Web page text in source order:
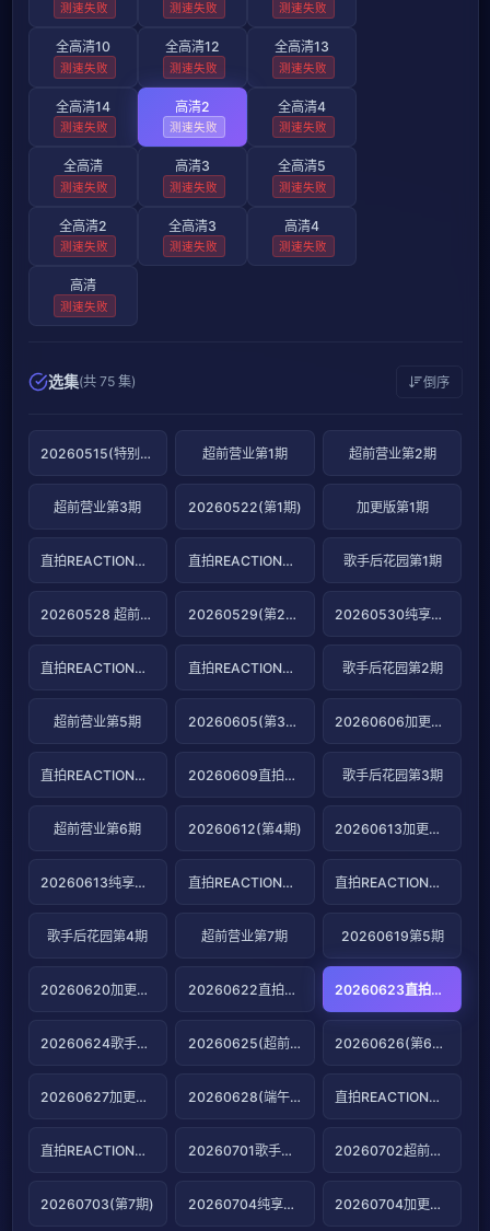
测速失败 测速失败 测速失败
全高清10
测速失败
全高清12
测速失败
全高清13
测速失败
全高清14
测速失败
高清2
测速失败
全高清4
测速失败
全高清
测速失败
高清3
测速失败
全高清5
测速失败
全高清2
测速失败
全高清3
测速失败
高清4
测速失败
高清
测速失败
选集(共 75 集) 倒序
20260515(特别企划) 超前营业第1期 超前营业第2期
超前营业第3期 20260522(第1期) 加更版第1期
直拍REACTION第1期 直拍REACTION第2期 歌手后花园第1期
20260528 超前营业第4期 20260529(第2期） 20260530纯享版第2期
直拍REACTION第3期 直拍REACTION第4期 歌手后花园第2期
超前营业第5期 20260605(第3期) 20260606加更版第3期
直拍REACTION第5期 20260609直拍REACTION第6期 歌手后花园第3期
超前营业第6期 20260612(第4期) 20260613加更版第4期
20260613纯享版第4期 直拍REACTION第7期 直拍REACTION第8期
歌手后花园第4期 超前营业第7期 20260619第5期
20260620加更版第5期 20260622直拍REACTION第9期 20260623直拍REACTION第10期
20260624歌手后花园第5期 20260625(超前营业) 20260626(第6期)
20260627加更版第6期 20260628(端午特辑) 直拍REACTION第11期
直拍REACTION第12期 20260701歌手后花园第6期 20260702超前营业第9期
20260703(第7期) 20260704纯享版第7期 20260704加更版第7期